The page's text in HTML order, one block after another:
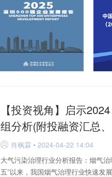
【投资视角】启示
组分析(附投融资汇总
D 肖枫霖 • 2024-04-22 14:04
大气污染治理行业分析报告：烟气
五”以来，我国烟气治理行业快速发